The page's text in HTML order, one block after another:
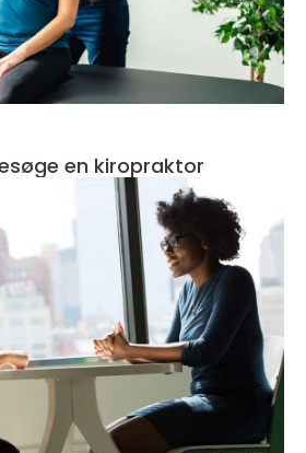
en kiropraktor